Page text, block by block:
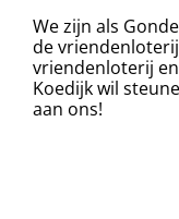
We zijn als
de
vriendenloterij
Koedijk wil
aan ons!